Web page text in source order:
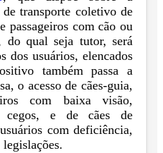
transporte coletivo de
passageiros com cão ou
do qual seja tutor, será
dos usuários, elencados
também passa a
o acesso de cães-guia,
com baixa visão,
cegos, e de cães de
com deficiência,